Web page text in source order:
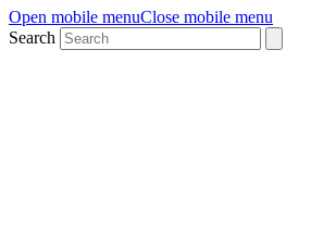
Open mobile menuClose mobile menu
Search